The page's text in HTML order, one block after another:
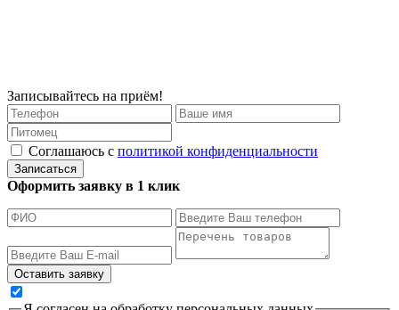
Записывайтесь на приём!
Соглашаюсь с политикой конфиденциальности
Записаться
Оформить заявку в 1 клик